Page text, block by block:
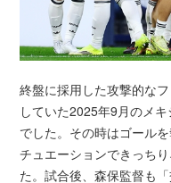
終盤に採用した攻撃的な
していた2025年9月のメ
でした。その時はゴール
チュエーションできっち
た。試合後、森保監督も